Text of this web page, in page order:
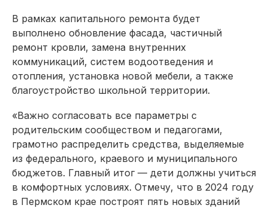
В рамках капитального ремонта будет
выполнено обновление фасада, частичный
ремонт кровли, замена внутренних
коммуникаций, систем водоотведения и
отопления, установка новой мебели, а также
благоустройство школьной территории.
«Важно согласовать все параметры с
родительским сообществом и педагогами,
грамотно распределить средства, выделяемые
из федерального, краевого и муниципального
бюджетов. Главный итог — дети должны учиться
в комфортных условиях. Отмечу, что в 2024 году
в Пермском крае построят пять новых зданий